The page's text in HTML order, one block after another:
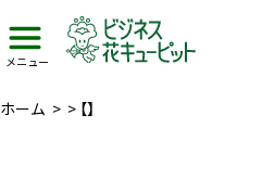
メニュー
ホーム > > 【】